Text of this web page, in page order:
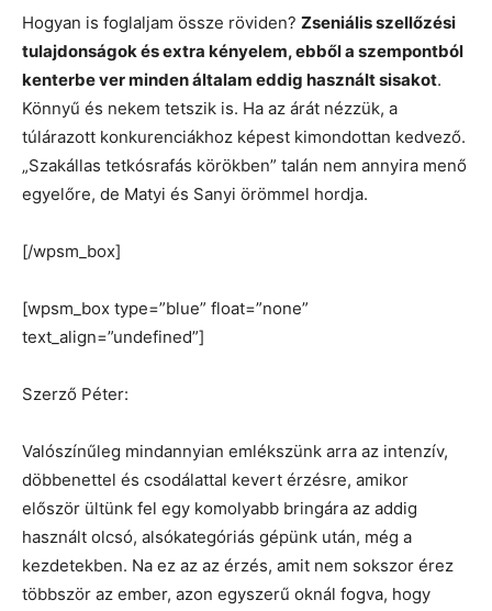
Hogyan is foglaljam össze röviden? Zseniális szellőzési
tulajdonságok és extra kényelem, ebből a szempontból
kenterbe ver minden általam eddig használt sisakot.
Könnyű és nekem tetszik is. Ha az árát nézzük, a
túlárazott konkurenciákhoz képest kimondottan kedvező.
„Szakállas tetkósrafás körökben” talán nem annyira menő
egyelőre, de Matyi és Sanyi örömmel hordja.
[/wpsm_box]
[wpsm_box type=”blue” float=”none”
text_align=”undefined”]
Szerző Péter:
Valószínűleg mindannyian emlékszünk arra az intenzív,
döbbenettel és csodálattal kevert érzésre, amikor
először ültünk fel egy komolyabb bringára az addig
használt olcsó, alsókategóriás gépünk után, még a
kezdetekben. Na ez az az érzés, amit nem sokszor érez
többször az ember, azon egyszerű oknál fogva, hogy